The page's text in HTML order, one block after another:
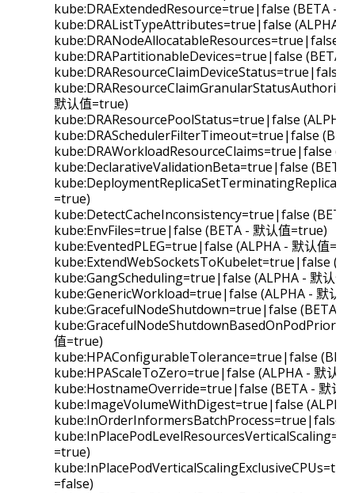
kube:DRAExtendedResource=true|false (BETA -
kube:DRAListTypeAttributes=true|false (ALPHA -
kube:DRANodeAllocatableResources=true|false
kube:DRAPartitionableDevices=true|false (BETA -
kube:DRAResourceClaimDeviceStatus=true|false
默认值=true)
kube:DRAResourcePoolStatus=true|false (ALPHA
kube:DRASchedulerFilterTimeout=true|false
kube:DRAWorkloadResourceClaims=true|false
kube:DeclarativeValidationBeta=true|false (BETA
=true)
kube:DetectCacheInconsistency=true|false (BETA
kube:EnvFiles=true|false (BETA - 默认值=true)
kube:EventedPLEG=true|false (ALPHA - 默认值
kube:ExtendWebSocketsToKubelet=true|false
kube:GangScheduling=true|false (ALPHA - 默认值
kube:GenericWorkload=true|false (ALPHA - 默认
kube:GracefulNodeShutdown=true|false (BETA -
值=true)
kube:HPAConfigurableTolerance=true|false
kube:HPAScaleToZero=true|false (ALPHA - 默认
kube:HostnameOverride=true|false (BETA - 默认
kube:ImageVolumeWithDigest=true|false (ALPHA
kube:InOrderInformersBatchProcess=true|false
=true)
=false)